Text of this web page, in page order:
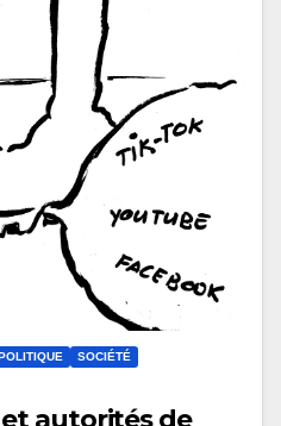
SOCIÉTÉ
et autorités de